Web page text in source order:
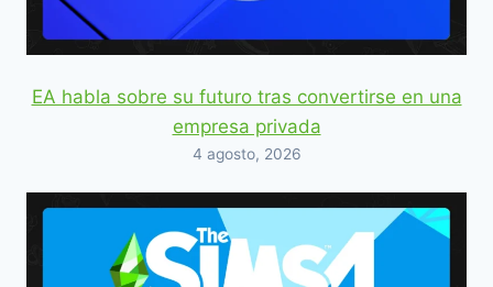
EA habla sobre su futuro tras convertirse en una
empresa privada
4 agosto, 2026